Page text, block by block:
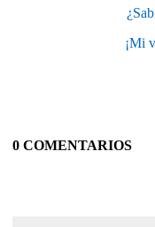
¡Mi
0 COMENTARIOS